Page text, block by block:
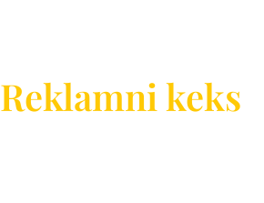
Reklamni keks